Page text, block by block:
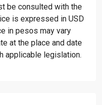
be consulted with the
is expressed in USD
in pesos may vary
at the place and date
applicable legislation.